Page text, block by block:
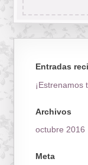
Entradas
¡Estrenamos
Archivos
octubre 2016
Meta